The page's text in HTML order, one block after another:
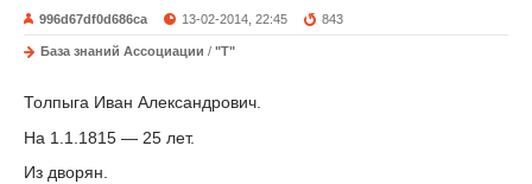
996d67df0d686ca 13-02-2014, 22:45 843
База знаний Ассоциации / "Т"
Толпыга Иван Александрович.
На 1.1.1815 — 25 лет.
Из дворян.